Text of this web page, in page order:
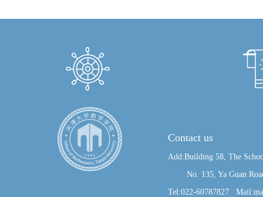
Contact us
Add:Building 58, The
No. 135, Ya Guan
Tel:022-60787827